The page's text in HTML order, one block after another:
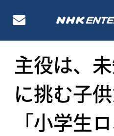
主役は、
に挑む子供
「小学生